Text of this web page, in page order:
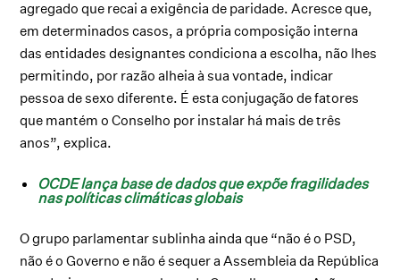
agregado que recai a exigência de paridade. Acresce que,
em determinados casos, a própria composição interna
das entidades designantes condiciona a escolha, não lhes
permitindo, por razão alheia à sua vontade, indicar
pessoa de sexo diferente. É esta conjugação de fatores
que mantém o Conselho por instalar há mais de três
anos”, explica.
OCDE lança base de dados que expõe fragilidades
nas políticas climáticas globais
O grupo parlamentar sublinha ainda que “não é o PSD,
não é o Governo e não é sequer a Assembleia da República